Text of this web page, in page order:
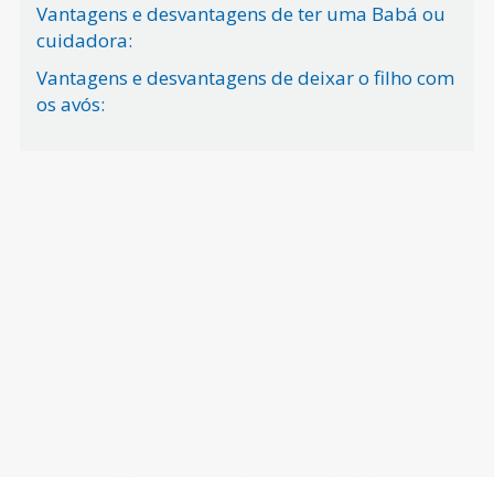
Vantagens e desvantagens de ter uma Babá ou
cuidadora:
Vantagens e desvantagens de deixar o filho com
os avós: